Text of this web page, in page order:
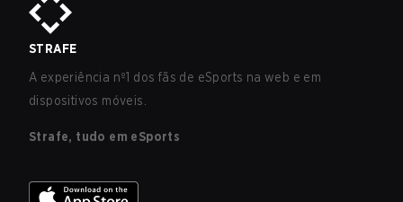
STRAFE
A experiência nº1 dos fãs de eSports na web e em
dispositivos móveis.
Strafe, tudo em eSports